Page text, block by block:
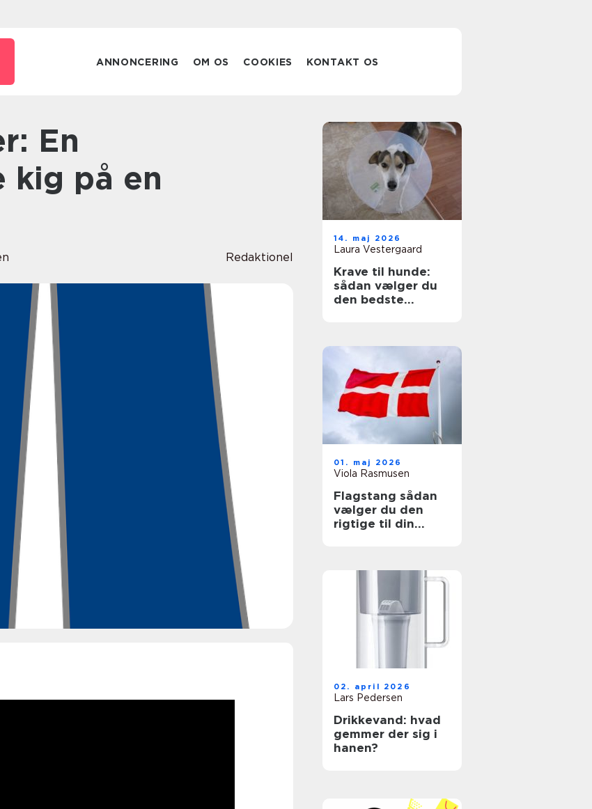
ANNONCERING OM OS COOKIES KONTAKT OS
kig på en
Redaktionel
14. maj 2026
Laura Vestergaard
Krave til hunde:
sådan vælger du
den bedste
01. maj 2026
Viola Rasmusen
Flagstang sådan
vælger du den
rigtige til din
02. april 2026
Lars Pedersen
Drikkevand: hvad
gemmer der sig i
hanen?